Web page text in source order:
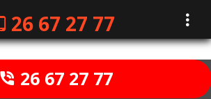
26 67 27 77
26 67 27 77